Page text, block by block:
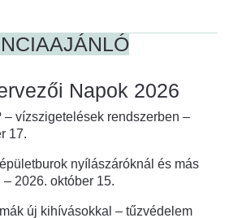
Napok 2026
– vízszigetelések rendszerben –
17.
nyílászáróknál és más
2026. október 15.
új kihívásokkal – tűzvédelem